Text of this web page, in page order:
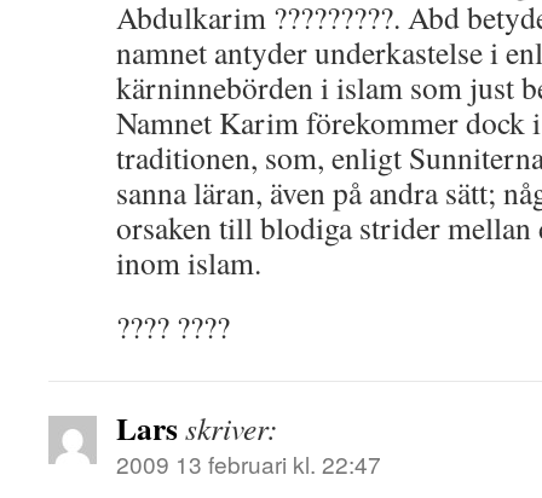
Abdulkarim ?????????. Abd
namnet antyder underkastelse i
kärninnebörden i islam som just
Namnet Karim förekommer dock
traditionen, som, enligt
sanna läran, även på andra sätt;
orsaken till blodiga strider mellan
inom islam.
???? ????
Larsskriver:
2009 13 februari kl. 22:47